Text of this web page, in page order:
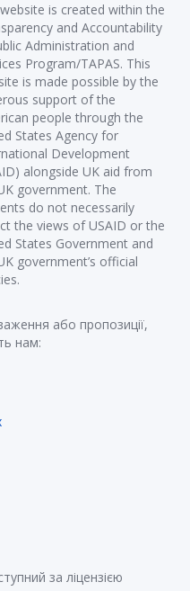
is created within the
and Accountability
Administration and
Program/TAPAS. This
is made possible by the
support of the
people through the
States Agency for
Development
alongside UK aid from
government. The
do not necessarily
the views of USAID or the
States Government and
government’s official
або пропозиції,
нам:
за ліцензією